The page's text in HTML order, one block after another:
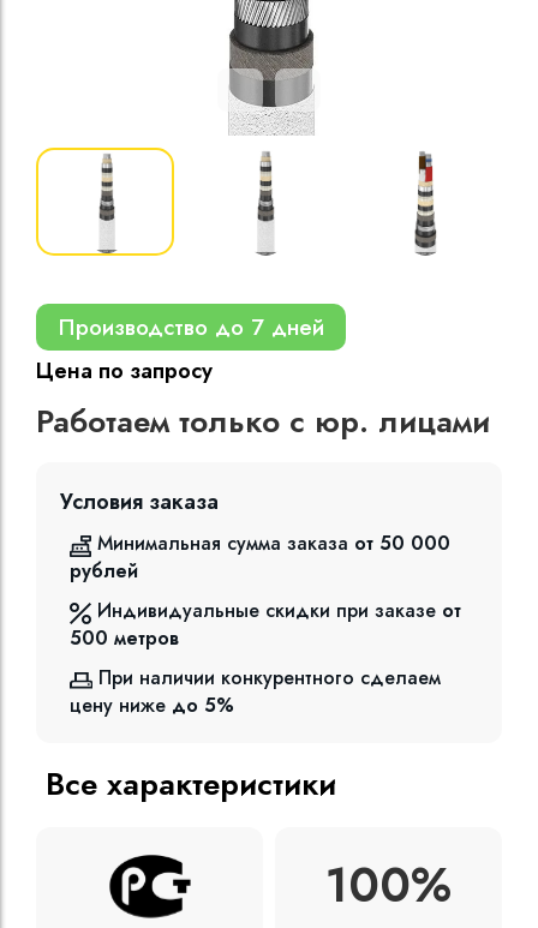
Кабели
изоляцией
Производство до 7 дней
Цена по запросу
Работаем только с юр. лицами
Условия заказа
Минимальная сумма заказа от 50 000
рублей
Индивидуальные скидки при заказе от
500 метров
При наличии конкурентного сделаем
цену ниже до 5%
Все характеристики
100%